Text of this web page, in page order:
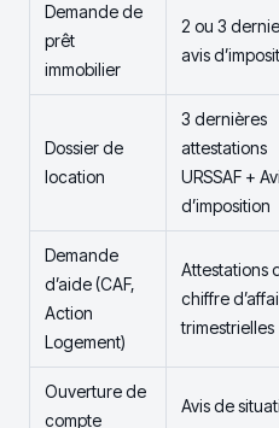
Demande de
prêt
immobilier
2 ou 3
avis
Dossier de
location
3 dernières
attestations
URSSAF +
d’imposition
Demande
d’aide (CAF,
Action
Logement)
Attestations
chiffre
trimestrielles
Ouverture de
compte
Avis de